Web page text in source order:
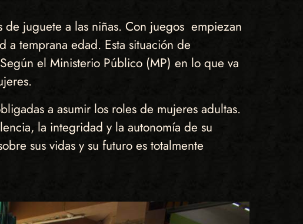
de juguete a las niñas. Con juegos empiezan
a temprana edad. Esta situación de
el Ministerio Público (MP) en lo que va
a asumir los roles de mujeres adultas.
la integridad y la autonomía de su
sus vidas y su futuro es totalmente